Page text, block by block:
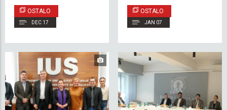
OSTALO
DEC 17
razumijevanju radi
jačanja saradnje
između industrije i
te zapošljavanja
studenata
OSTALO
JAN 07